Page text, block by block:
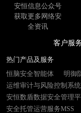
安恒信息公众号
获取更多网络安
全资讯
客户服
热门产品及服务
恒脑安全智能体
明御
运维审计与风险控制系统
安恒数盾数据安全管理
安全托管运营服务MSS